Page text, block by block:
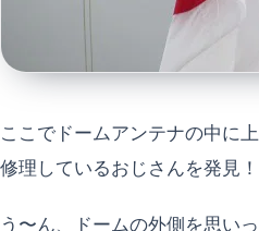
ここでドームアンテナの中に
修理しているおじさんを発見！
う〜ん、ドームの外側を思い